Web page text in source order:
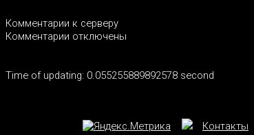
Комментарии к серверу
Комментарии отключены
Time of updating: 0.055255889892578 second
Контакты